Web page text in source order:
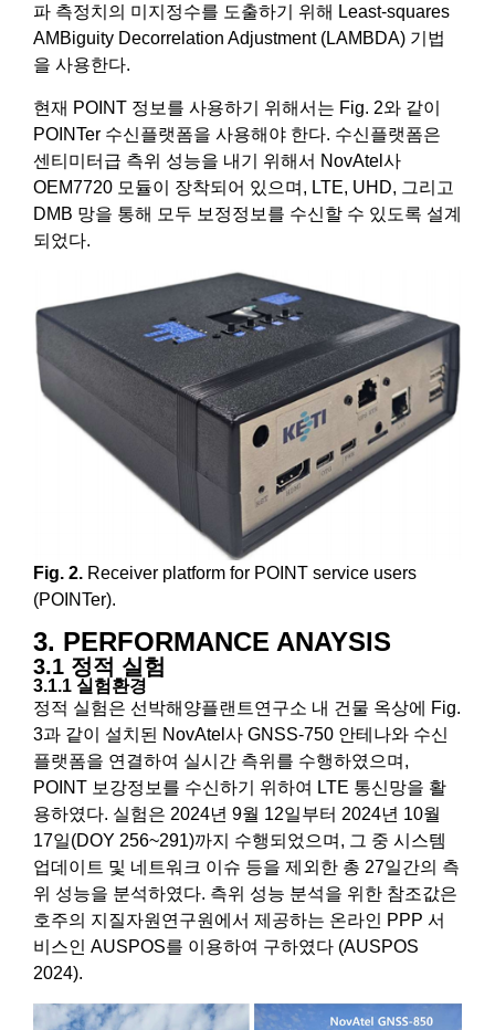
파 측정치의 미지정수를 도출하기 위해 Least-squares
AMBiguity Decorrelation Adjustment (LAMBDA) 기법
을 사용한다.
현재 POINT 정보를 사용하기 위해서는 Fig. 2와 같이
POINTer 수신플랫폼을 사용해야 한다. 수신플랫폼은
센티미터급 측위 성능을 내기 위해서 NovAtel사
OEM7720 모듈이 장착되어 있으며, LTE, UHD, 그리고
DMB 망을 통해 모두 보정정보를 수신할 수 있도록 설계
되었다.
Fig. 2. Receiver platform for POINT service users
(POINTer).
3. PERFORMANCE ANAYSIS
3.1 정적 실험
3.1.1 실험환경
정적 실험은 선박해양플랜트연구소 내 건물 옥상에 Fig.
3과 같이 설치된 NovAtel사 GNSS-750 안테나와 수신
플랫폼을 연결하여 실시간 측위를 수행하였으며,
POINT 보강정보를 수신하기 위하여 LTE 통신망을 활
용하였다. 실험은 2024년 9월 12일부터 2024년 10월
17일(DOY 256~291)까지 수행되었으며, 그 중 시스템
업데이트 및 네트워크 이슈 등을 제외한 총 27일간의 측
위 성능을 분석하였다. 측위 성능 분석을 위한 참조값은
호주의 지질자원연구원에서 제공하는 온라인 PPP 서
비스인 AUSPOS를 이용하여 구하였다 (AUSPOS
2024).